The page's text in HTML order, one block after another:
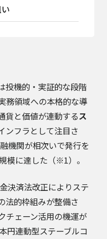
投機的・実証的な段階
務領域への本格的な導
貨と価値が連動するス
ンフラとして注目さ
機関が相次いで発行を
模に達した（※1）。
決済法改正によりステ
法的枠組みが整備さ
チェーン活用の機運が
円連動型ステーブルコ